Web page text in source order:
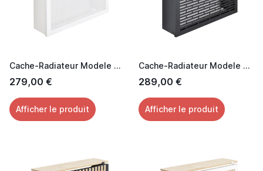
Cache-Radiateur Modele Grillage Trèfle
279,00 €
Afficher le produit
Cache-Radiateur Modele Horizon
289,00 €
Afficher le produit